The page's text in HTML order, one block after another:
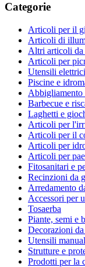
Categorie
Articoli per il
Articoli di
Altri articoli da
Articoli per
Utensili
Piscine e
Abbigliamento
Barbecue e
Laghetti e
Articoli per
Articoli per il
Articoli per
Articoli per
Fitosanitari e
Recinzioni da
Arredamento
Accessori per
Tosaerba
Piante, semi e
Decorazioni
Utensili
Strutture e
Prodotti per la